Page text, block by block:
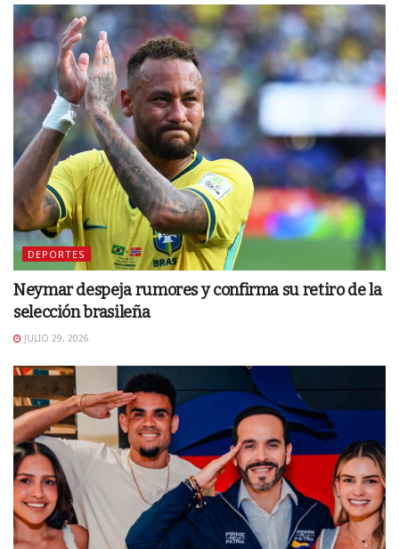
DEPORTES
Neymar despeja rumores y confirma su retiro de la
selección brasileña
JULIO 29, 2026